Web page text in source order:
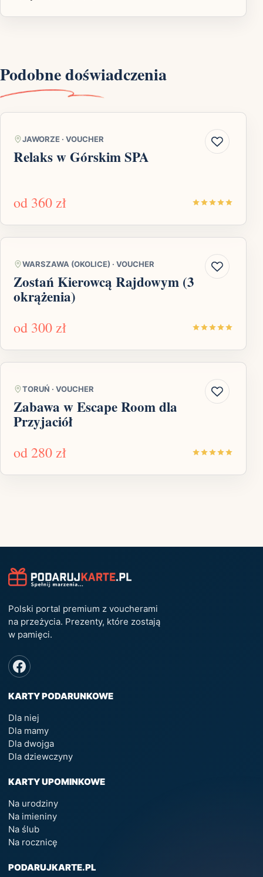
Podobne doświadczenia
JAWORZE · VOUCHER
Relaks w Górskim SPA
od 360 zł
WARSZAWA (OKOLICE) · VOUCHER
Zostań Kierowcą Rajdowym (3
okrążenia)
od 300 zł
TORUŃ · VOUCHER
Zabawa w Escape Room dla
Przyjaciół
od 280 zł
Polski portal premium z voucherami
na przeżycia. Prezenty, które zostają
w pamięci.
KARTY PODARUNKOWE
Dla niej
Dla mamy
Dla dwojga
Dla dziewczyny
KARTY UPOMINKOWE
Na urodziny
Na imieniny
Na ślub
Na rocznicę
PODARUJKARTE.PL